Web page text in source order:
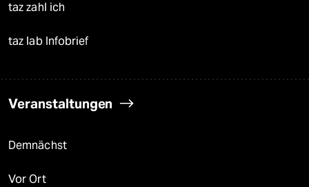
taz zahl ich
taz lab Infobrief
Veranstaltungen
Demnächst
Vor Ort